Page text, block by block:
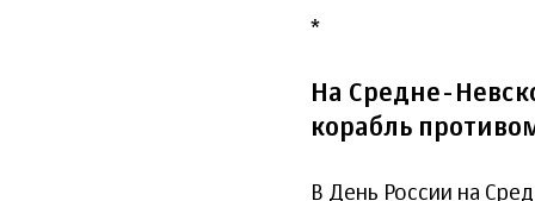
*
На Средне-
корабль
В День России на